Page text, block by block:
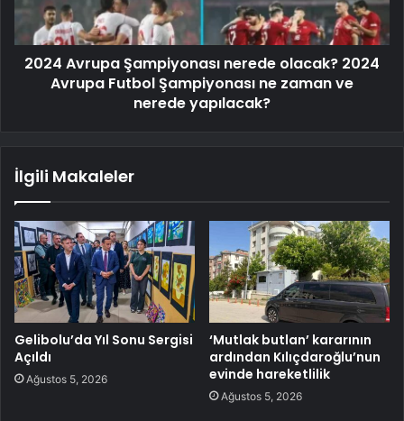
2024 Avrupa Şampiyonası nerede olacak? 2024
Avrupa Futbol Şampiyonası ne zaman ve
nerede yapılacak?
İlgili Makaleler
Gelibolu’da Yıl Sonu Sergisi
Açıldı
Ağustos 5, 2026
‘Mutlak butlan’ kararının
ardından Kılıçdaroğlu’nun
evinde hareketlilik
Ağustos 5, 2026